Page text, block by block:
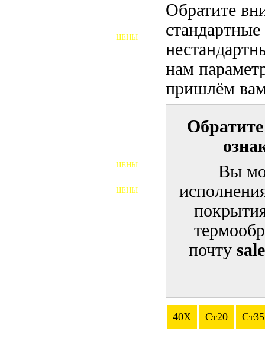
Обратите
нам
пришлём
Вы
почту
40Х Ст20 Ст35
ЦЕНЫ
ЦЕНЫ
ЦЕНЫ